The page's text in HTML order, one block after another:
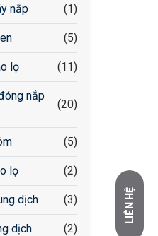
nắp (1)
(5)
lọ (11)
nắp
(20)
(5)
lọ (2)
dịch (3)
dịch (2)
LIÊN HỆ